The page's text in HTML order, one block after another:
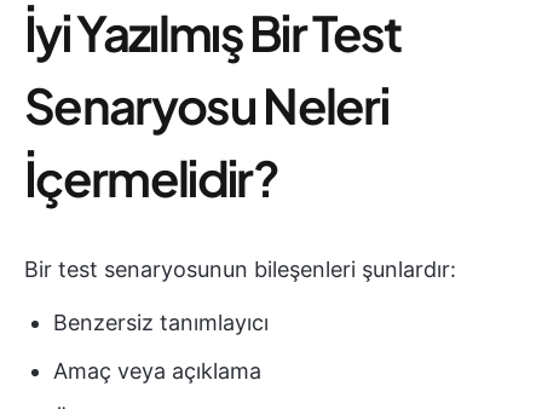
İyi Yazılmış Bir Test
Senaryosu Neleri
İçermelidir?
Bir test senaryosunun bileşenleri şunlardır:
Benzersiz tanımlayıcı
Amaç veya açıklama